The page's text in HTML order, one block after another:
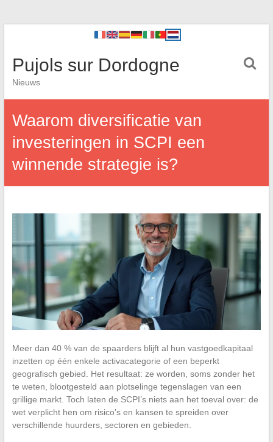
Pujols sur Dordogne
Nieuws
Waarom diversificatie van
investeringen in SCPI een
winnende strategie is?
Meer dan 40 % van de spaarders blijft al hun vastgoedkapitaal
inzetten op één enkele activacategorie of een beperkt
geografisch gebied. Het resultaat: ze worden, soms zonder het
te weten, blootgesteld aan plotselinge tegenslagen van een
grillige markt. Toch laten de SCPI’s niets aan het toeval over: de
wet verplicht hen om risico’s en kansen te spreiden over
verschillende huurders, sectoren en gebieden.